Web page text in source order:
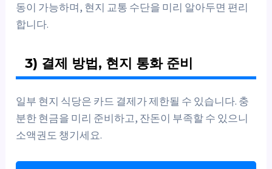
동이 가능하며, 현지 교통 수단을 미리 알아두면 편리
합니다.
3) 결제 방법, 현지 통화 준비
일부 현지 식당은 카드 결제가 제한될 수 있습니다. 충
분한 현금을 미리 준비하고, 잔돈이 부족할 수 있으니
소액권도 챙기세요.